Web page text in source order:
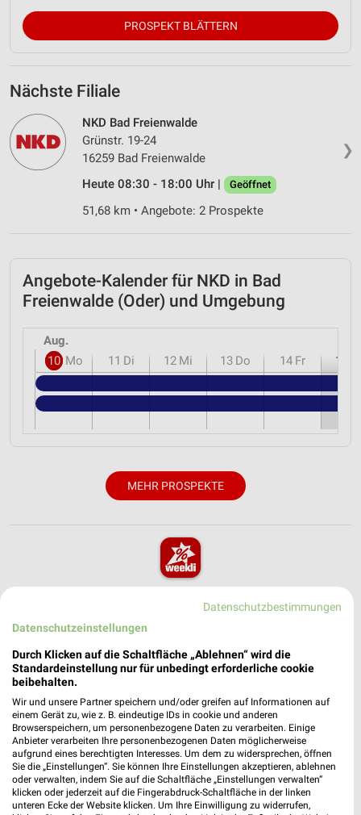
PROSPEKT BLÄTTERN
Nächste Filiale
❯
NKD Bad Freienwalde
Grünstr. 19-24
16259 Bad Freienwalde
Heute 08:30 - 18:00 Uhr |
Geöffnet
51,68 km • Angebote: 2 Prospekte
Angebote-Kalender für NKD in Bad
Freienwalde (Oder) und Umgebung
Aug.
10 Mo 11 Di 12 Mi 13 Do 14 Fr 15
MEHR PROSPEKTE
weekli - Prospekte & Angebote App
Alle NKD Angebote immer griffbereit – mit der kostenlosen
✔Standortgenaue Angebote
✔Push-Benachrichtigungen bei neuen Prospekten
✔Einkaufsliste - Einkauf stressfrei planen
JETZT LADEN UND SPAREN!
Datenschutzbestimmungen
Datenschutzeinstellungen
Durch Klicken auf die Schaltfläche „Ablehnen“ wird die
Standardeinstellung nur für unbedingt erforderliche cookie
beibehalten.
Wir und unsere Partner speichern und/oder greifen auf Informationen auf
einem Gerät zu, wie z. B. eindeutige IDs in cookie und anderen
Browserspeichern, um personenbezogene Daten zu verarbeiten. Einige
Anbieter verarbeiten Ihre personenbezogenen Daten möglicherweise
aufgrund eines berechtigten Interesses. Um dem zu widersprechen, öffnen
Sie die „Einstellungen“. Sie können Ihre Einstellungen akzeptieren, ablehnen
oder verwalten, indem Sie auf die Schaltfläche „Einstellungen verwalten“
klicken oder jederzeit auf die Fingerabdruck-Schaltfläche in der linken
unteren Ecke der Website klicken. Um Ihre Einwilligung zu widerrufen,